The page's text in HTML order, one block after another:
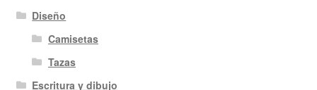
Diseño
Camisetas
Tazas
Escritura y dibujo